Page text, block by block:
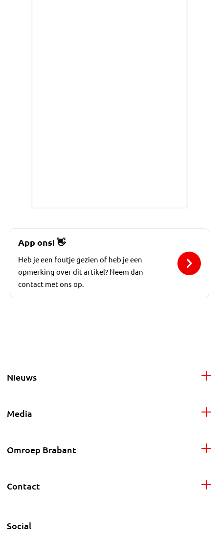
App ons!👋
Heb je een foutje gezien of heb je een
opmerking over dit artikel? Neem dan
contact met ons op.
Nieuws
Media
Omroep Brabant
Contact
Social